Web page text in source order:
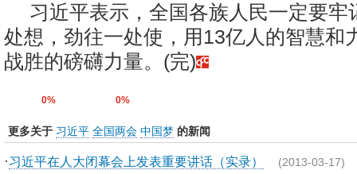
习近平表示，全国各族人民一定要牢
处想，劲往一处使，用13亿人的智慧和
战胜的磅礴力量。(完)
0% 0%
更多关于 习近平 全国两会 中国梦 的新闻
·习近平在人大闭幕会上发表重要讲话（实录） (2013-03-17)